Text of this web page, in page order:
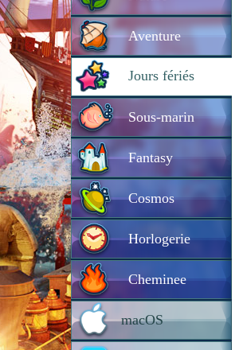
Aventure
Jours fériés
Sous-marin
Fantasy
Cosmos
Horlogerie
Cheminee
macOS